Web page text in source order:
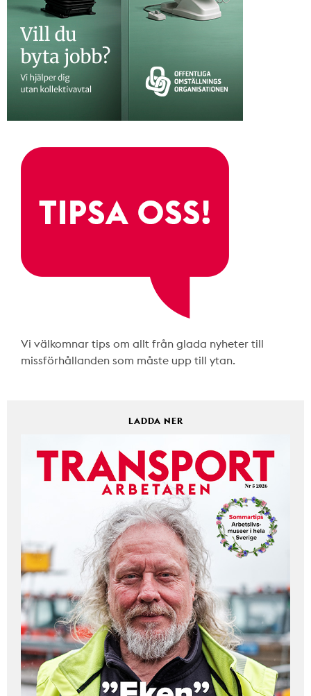
Vi välkomnar tips om allt från glada nyheter till
missförhållanden som måste upp till ytan.
LADDA NER